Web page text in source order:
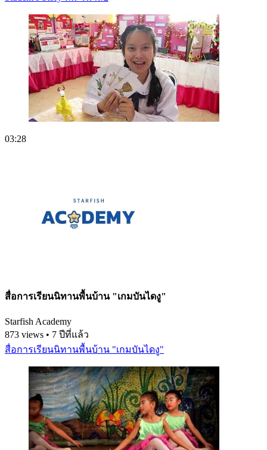
03:28
สื่อการเรียนนิทานพื้นบ้าน "เกมบันไดงู"
Starfish Academy
873 views • 7 ปีที่แล้ว
สื่อการเรียนนิทานพื้นบ้าน "เกมบันไดงู"